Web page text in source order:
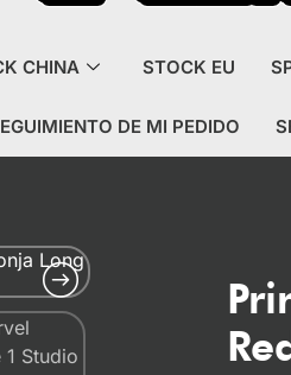
CHINA STOCK EU
DE MI PEDIDO